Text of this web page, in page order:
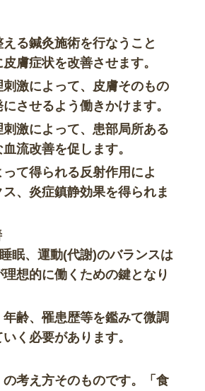
る鍼灸施術を行なうこと
膚症状を改善させます。
激によって、皮膚そのもの
させるよう働きかけます。
激によって、患部局所ある
流改善を促します。
て得られる反射作用によ
ス、炎症鎮静効果を得られま
眠、運動(代謝)のバランスは
想的に働くための鍵となり
齢、罹患歴等を鑑みて微調
く必要があります。
の考え方そのものです。
「食